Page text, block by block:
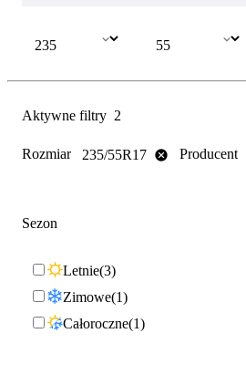
Aktywne filtry 2
Rozmiar 235/55R17 Producent
Sezon
Letnie 3
Zimowe 1
Całoroczne 1